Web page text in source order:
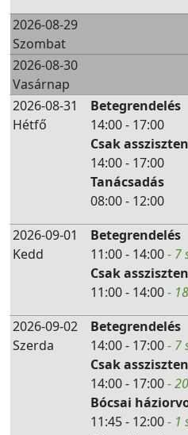
2026-08-29
Szombat
2026-08-30
Vasárnap
2026-08-31
Hétfő
Betegrendelés
14:00 - 17:00
Csak
14:00 - 17:00
Tanácsadás
08:00 - 12:00
2026-09-01
Kedd
Betegrendelés
11:00 - 14:00- 7
Csak
11:00 - 14:00-
2026-09-02
Szerda
Betegrendelés
14:00 - 17:00- 7
Csak
14:00 - 17:00-
Bócsai
11:45 - 12:00- 1